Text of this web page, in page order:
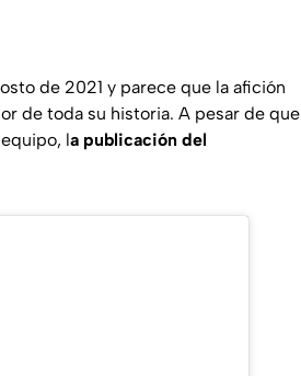
de 2021 y parece que la afición
de toda su historia. A pesar de que
la publicación del